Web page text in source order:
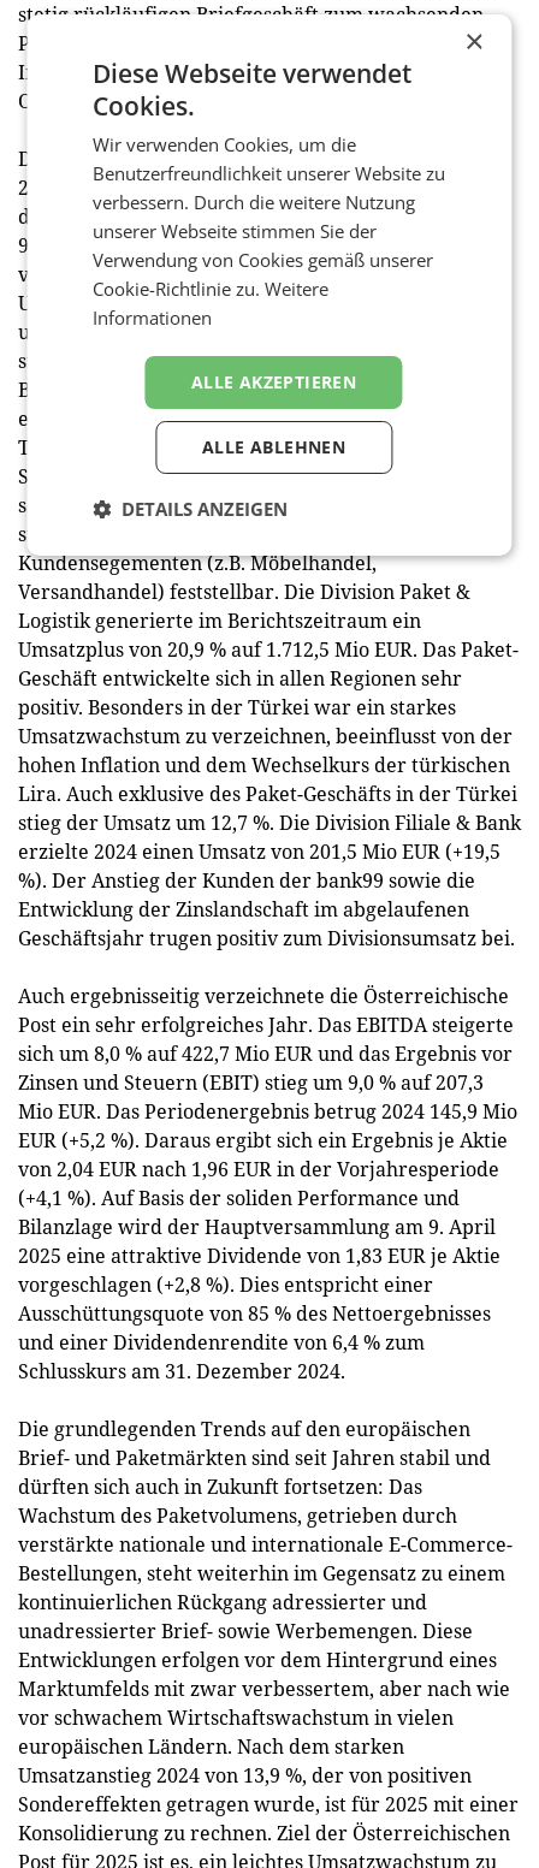
stetig rückläufigen Briefgeschäft zum wachsenden
Paketgeschäft und somit auch zu mehr
Internationalisierung schreitet gut voran“, so Walter
Oblin weiter.
Die Umsatzerlöse des Post-Konzerns erhöhten sich
2024 um +13,9 % auf 3.123,1 Mio EUR. Auch exklusive
des Umsatzes in der Türkei betrug der Umsatzanstieg
9,2 %. In allen Divisionen wurde im Laufe des
vergangenen Jahres ein Anstieg verzeichnet. Der
Umsatz der Division Brief & Werbepost erhöhte sich
um 4,1 % auf 1.239,8 Mio EUR und ist geprägt vom
strukturellen Rückgang des adressierten
Briefvolumens in Höhe von 6 % bedingt durch die
elektronische Substitution. Positiv wirkten die
Tarifanpassungen per 1. September 2023 sowie das
Superwahljahr 2024. In der Werbepost war ein
schwaches konjunkturelles Umfeld mit einem
strukturellen Rückgang in bestimmten
Kundensegementen (z.B. Möbelhandel,
Versandhandel) feststellbar. Die Division Paket &
Logistik generierte im Berichtszeitraum ein
Umsatzplus von 20,9 % auf 1.712,5 Mio EUR. Das Paket-
Geschäft entwickelte sich in allen Regionen sehr
positiv. Besonders in der Türkei war ein starkes
Umsatzwachstum zu verzeichnen, beeinflusst von der
hohen Inflation und dem Wechselkurs der türkischen
Lira. Auch exklusive des Paket-Geschäfts in der Türkei
stieg der Umsatz um 12,7 %. Die Division Filiale & Bank
erzielte 2024 einen Umsatz von 201,5 Mio EUR (+19,5
%). Der Anstieg der Kunden der bank99 sowie die
Entwicklung der Zinslandschaft im abgelaufenen
Geschäftsjahr trugen positiv zum Divisionsumsatz bei.
Auch ergebnisseitig verzeichnete die Österreichische
Post ein sehr erfolgreiches Jahr. Das EBITDA steigerte
sich um 8,0 % auf 422,7 Mio EUR und das Ergebnis vor
Zinsen und Steuern (EBIT) stieg um 9,0 % auf 207,3
Mio EUR. Das Periodenergebnis betrug 2024 145,9 Mio
EUR (+5,2 %). Daraus ergibt sich ein Ergebnis je Aktie
von 2,04 EUR nach 1,96 EUR in der Vorjahresperiode
(+4,1 %). Auf Basis der soliden Performance und
Bilanzlage wird der Hauptversammlung am 9. April
2025 eine attraktive Dividende von 1,83 EUR je Aktie
vorgeschlagen (+2,8 %). Dies entspricht einer
Ausschüttungsquote von 85 % des Nettoergebnisses
und einer Dividendenrendite von 6,4 % zum
Schlusskurs am 31. Dezember 2024.
Die grundlegenden Trends auf den europäischen
Brief- und Paketmärkten sind seit Jahren stabil und
dürften sich auch in Zukunft fortsetzen: Das
Wachstum des Paketvolumens, getrieben durch
verstärkte nationale und internationale E-Commerce-
Bestellungen, steht weiterhin im Gegensatz zu einem
kontinuierlichen Rückgang adressierter und
unadressierter Brief- sowie Werbemengen. Diese
Entwicklungen erfolgen vor dem Hintergrund eines
Marktumfelds mit zwar verbessertem, aber nach wie
vor schwachem Wirtschaftswachstum in vielen
europäischen Ländern. Nach dem starken
Umsatzanstieg 2024 von 13,9 %, der von positiven
Sondereffekten getragen wurde, ist für 2025 mit einer
Konsolidierung zu rechnen. Ziel der Österreichischen
Post für 2025 ist es, ein leichtes Umsatzwachstum zu
×
Diese Webseite verwendet
Cookies.
Wir verwenden Cookies, um die
Benutzerfreundlichkeit unserer Website zu
verbessern. Durch die weitere Nutzung
unserer Webseite stimmen Sie der
Verwendung von Cookies gemäß unserer
Cookie-Richtlinie zu.Weitere
Informationen
ALLE AKZEPTIEREN
ALLE ABLEHNEN
DETAILS ANZEIGEN